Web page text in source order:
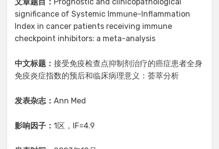
significance of Systemic Immune-Inflammation
Index in cancer patients receiving immune
checkpoint inhibitors: a meta-analysis
中文标题： 接受免疫检查点抑制剂治疗的癌症患者全身
免疫炎症指数的预后和临床病理意义：荟萃分析
发表杂志： Ann Med
影响因子： 1区，IF=4.9